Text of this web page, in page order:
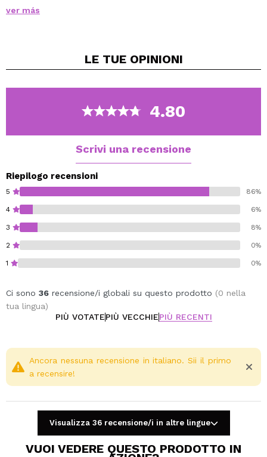
ver más
LE TUE OPINIONI
4.80
Scrivi una recensione
Riepilogo recensioni
5 86%
4 6%
3 8%
2 0%
1 0%
Ci sono 36 recensione/i globali su questo prodotto (0 nella
tua lingua)
PIÙ VOTATEPIÙ VECCHIEPIÙ RECENTI
Ancora nessuna recensione in italiano. Sii il primo
a recensire!
Visualizza 36 recensione/i in altre lingue
VUOI VEDERE QUESTO PRODOTTO IN